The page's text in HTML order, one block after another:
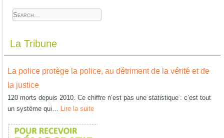
La Tribune
La police protège la police, au détriment de la vérité et de
la justice
120 morts depuis 2010. Ce chiffre n’est pas une statistique : c’est tout
un système qui… Lire la suite